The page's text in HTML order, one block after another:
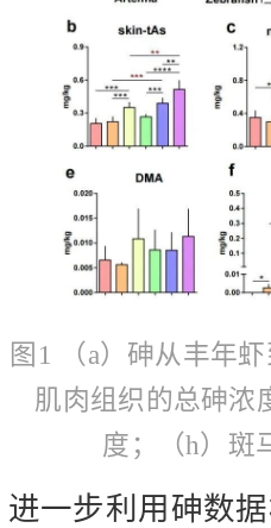
图1 （a）砷从丰年
肌肉组织的总砷浓
度；（h）斑
进一步利用砷数